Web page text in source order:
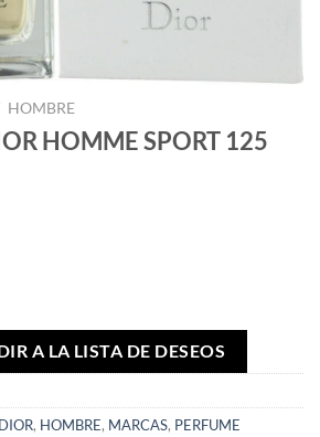
HOMBRE
HOMME SPORT 125
A LA LISTA DE DESEOS
, HOMBRE, MARCAS, PERFUME